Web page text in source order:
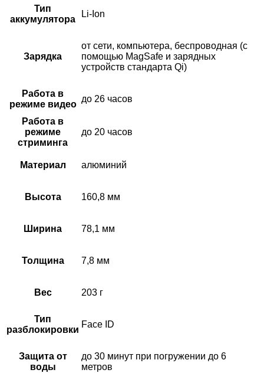
Тип
аккумулятора
Li-Ion
Зарядка
от сети, компьютера, беспроводная (с
помощью MagSafe и зарядных
устройств стандарта Qi)
Работа в
режиме видео
до 26 часов
Работа в
режиме
стриминга
до 20 часов
Материал алюминий
Высота 160,8 мм
Ширина 78,1 мм
Толщина 7,8 мм
Вес 203 г
Тип
разблокировки
Face ID
Защита от
воды
до 30 минут при погружении до 6
метров